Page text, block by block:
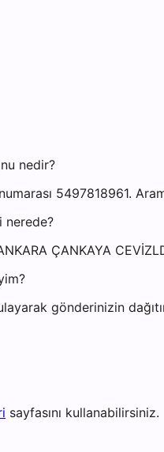
nedir?
5497818961.
nerede?
ÇANKAYA
gönderinizin
sayfasını kullanabilirsiniz.